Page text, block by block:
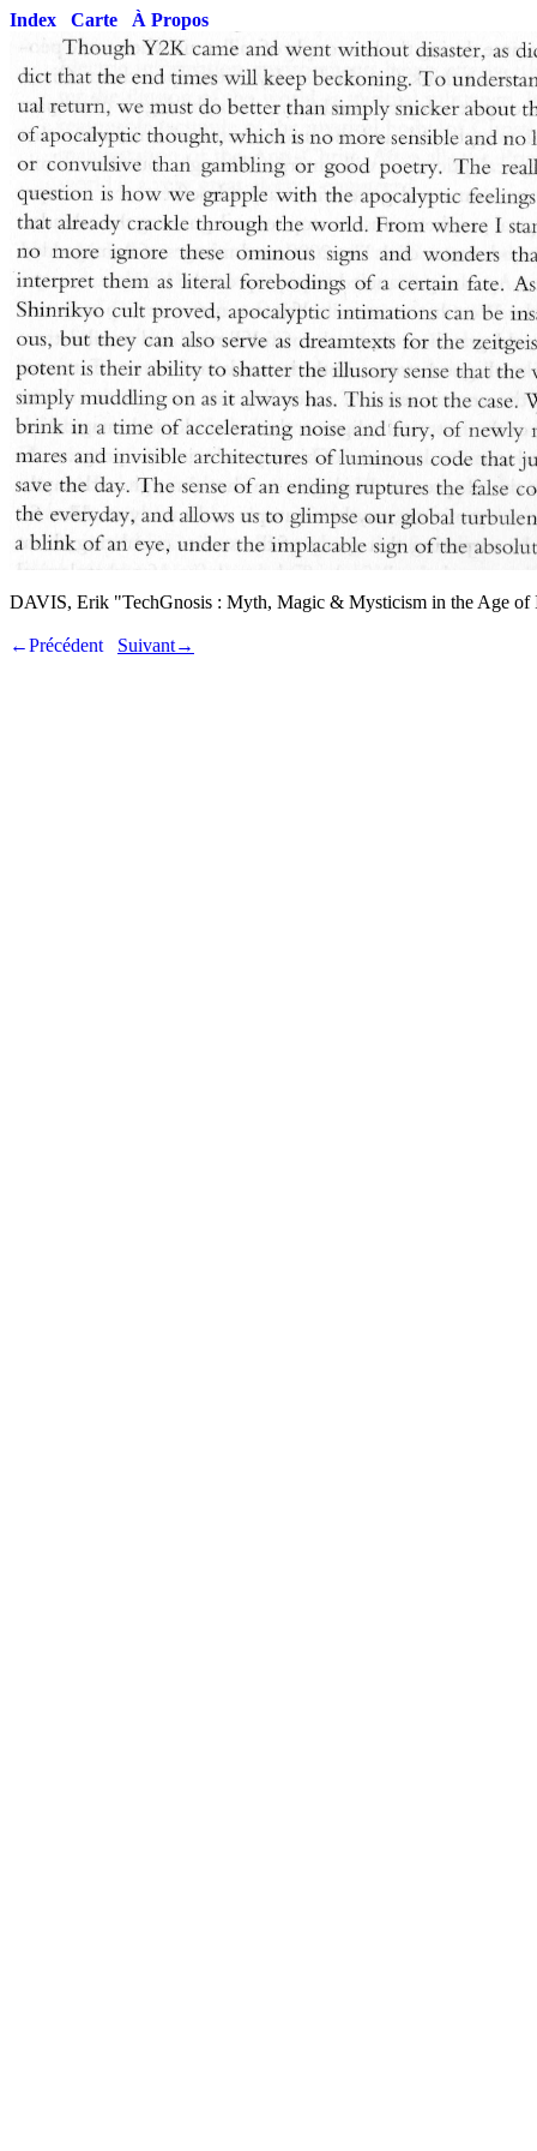
Index Carte À Propos
DAVIS, Erik "TechGnosis : Myth, Magic & Mysticism in the Age
←Précédent Suivant→